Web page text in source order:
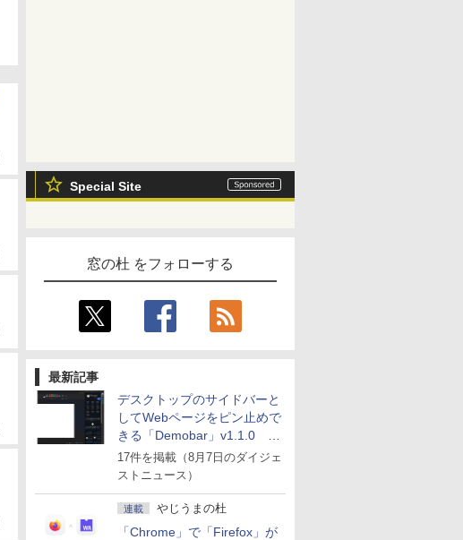
Special Site
窓の杜 をフォローする
最新記事
デスクトップのサイドバーと
してWebページをピン止めで
きる「Demobar」v1.1.0 ほ
か
17件を掲載（8月7日のダイジェ
ストニュース）
連載 やじうまの杜
「Chrome」で「Firefox」が